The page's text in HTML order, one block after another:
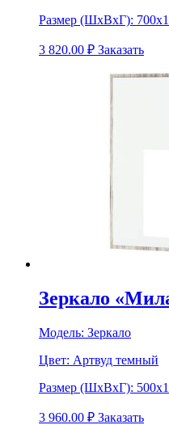
Размер (ШхВхГ):
3 820.00 ₽ Заказать
Зеркало
Модель: Зеркало
Цвет: Артвуд темный
Размер (ШхВхГ):
3 960.00 ₽ Заказать